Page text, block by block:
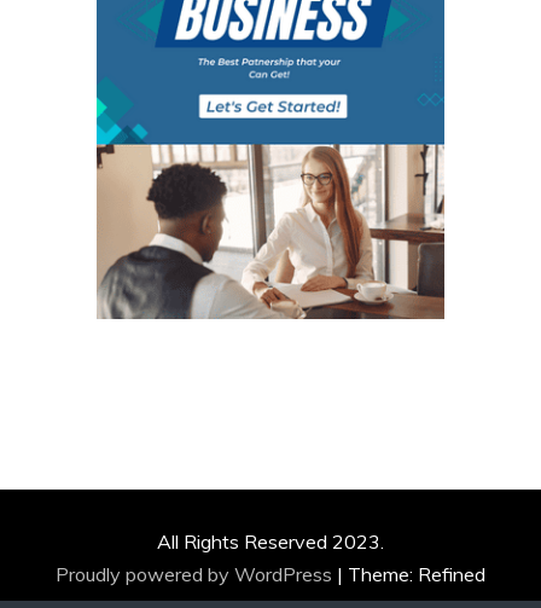
All Rights Reserved 2023.
Proudly powered by WordPress | Theme: Refined